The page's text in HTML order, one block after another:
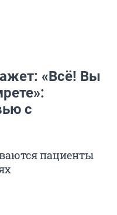
«Всё! Вы
с
пациенты